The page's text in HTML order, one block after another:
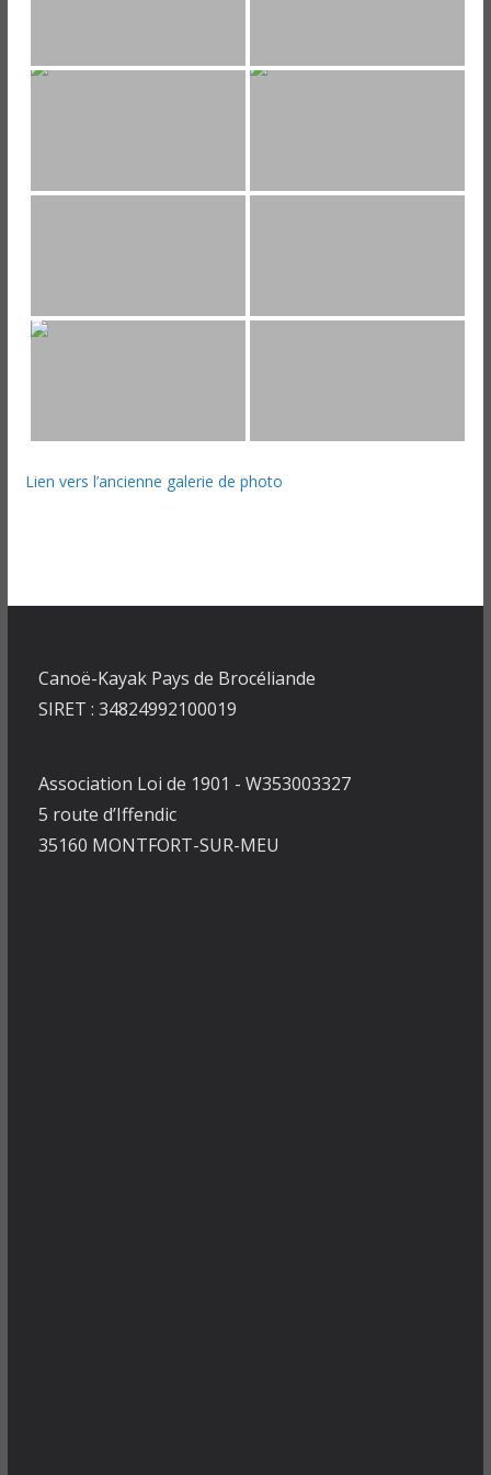
Lien vers l’ancienne galerie de photo
Canoë-Kayak Pays de Brocéliande
SIRET : 34824992100019
Association Loi de 1901 - W353003327
5 route d’Iffendic
35160 MONTFORT-SUR-MEU